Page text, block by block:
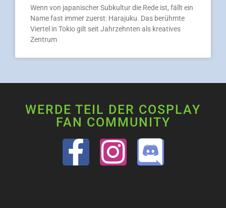
Wenn von japanischer Subkultur die Rede ist, fällt ein
Name fast immer zuerst: Harajuku. Das berühmte
Viertel in Tokio gilt seit Jahrzehnten als kreatives
Zentrum
WERDE TEIL DER COSPLAY
FAN COMMUNITY